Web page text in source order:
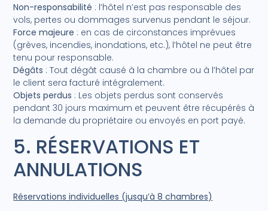
Non-responsabilité : l’hôtel n’est pas responsable des
vols, pertes ou dommages survenus pendant le séjour.
Force majeure : en cas de circonstances imprévues
(grèves, incendies, inondations, etc.), l’hôtel ne peut être
tenu pour responsable.
Dégâts : Tout dégât causé à la chambre ou à l’hôtel par
le client sera facturé intégralement.
Objets perdus : Les objets perdus sont conservés
pendant 30 jours maximum et peuvent être récupérés à
la demande du propriétaire ou envoyés en port payé.
5. RÉSERVATIONS ET
ANNULATIONS
Réservations individuelles (jusqu’à 8 chambres)